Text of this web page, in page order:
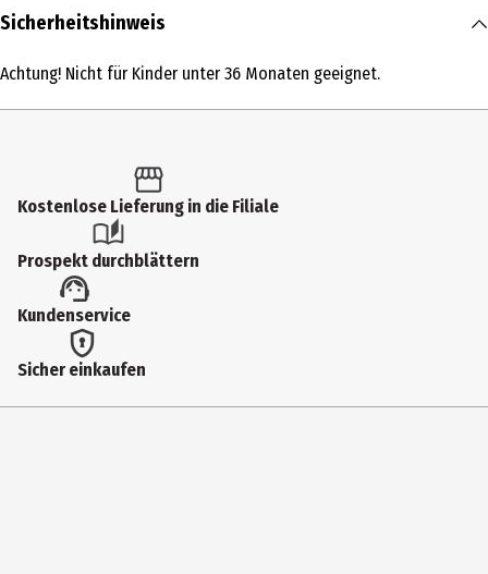
Inhalt
Produkttyp
6 Jahre
Artikelnummer des Herstellers
90644
Lizenz (spw)
Funko Anime
Hersteller
Sicherheitshinweis
Achtung! Nicht für Kinder unter 36 Monaten geeignet.
Kostenlose Lieferung in die Filiale
Prospekt durchblättern
Kundenservice
Sicher einkaufen